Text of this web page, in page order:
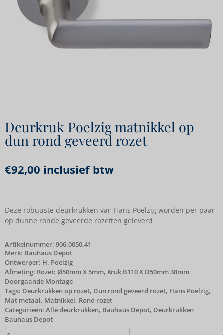
Deurkruk Poelzig matnikkel op
dun rond geveerd rozet
€92,00 inclusief btw
Deze robuuste deurkrukken van Hans Poelzig worden per paar
op dunne ronde geveerde rozetten geleverd
Artikelnummer: 906.0050.41
Merk: Bauhaus Depot
Ontwerper: H. Poelzig
Afmeting: Rozet: Ø50mm X 5mm, Kruk B110 X D50mm 38mm
Doorgaande Montage
Tags: Deurkrukken op rozet, Dun rond geveerd rozet, Hans Poelzig,
Mat metaal, Matnikkel, Rond rozet
Categorieën: Alle deurkrukken, Bauhaus Depot, Deurkrukken
Bauhaus Depot